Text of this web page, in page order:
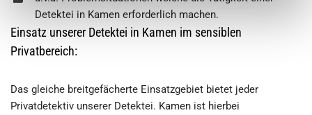
Detektei in Kamen erforderlich machen.
Einsatz unserer Detektei in Kamen im sensiblen
Privatbereich:
Das gleiche breitgefächerte Einsatzgebiet bietet jeder
Privatdetektiv unserer Detektei. Kamen ist hierbei